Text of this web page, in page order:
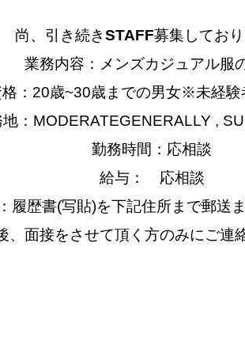
尚、引き続きSTAFF募集してお
業務内容：メンズカジュアル服
格：20歳~30歳までの男女※未経験
地：MODERATEGENERALLY ,
勤務時間：応相談
給与： 応相談
履歴書(写貼)を下記住所まで郵送
、面接をさせて頂く方のみにご連